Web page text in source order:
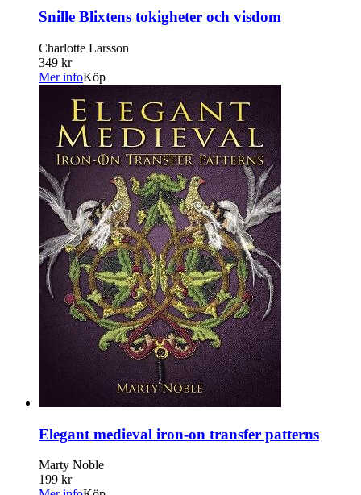
Snille Blixtens tokigheter och visdom
Charlotte Larsson
349 kr
Mer infoKöp
Elegant medieval iron-on transfer patterns
Marty Noble
199 kr